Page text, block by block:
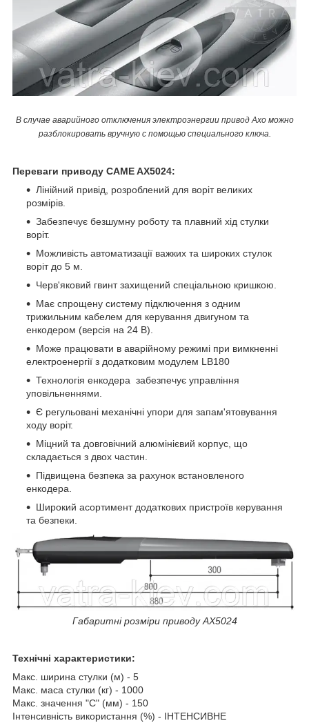
В случае аварийного отключения электроэнергии привод Axo можно
разблокировать вручную с помощью специального ключа.
Переваги приводу CAME AX5024:
Лінійний привід, розроблений для воріт великих
розмірів.
Забезпечує безшумну роботу та плавний хід стулки
воріт.
Можливість автоматизації важких та широких стулок
воріт до 5 м.
Черв'яковий гвинт захищений спеціальною кришкою.
Має спрощену систему підключення з одним
трижильним кабелем для керування двигуном та
енкодером (версія на 24 В).
Може працювати в аварійному режимі при вимкненні
електроенергії з додатковим модулем LB180
Технологія енкодера забезпечує управління
уповільненнями.
Є регульовані механічні упори для запам'ятовування
ходу воріт.
Міцний та довговічний алюмінієвий корпус, що
складається з двох частин.
Підвищена безпека за рахунок встановленого
енкодера.
Широкий асортимент додаткових пристроїв керування
та безпеки.
Габаритні розміри приводу AX5024
Технічні характеристики:
Макс. ширина стулки (м) - 5
Макс. маса стулки (кг) - 1000
Макс. значення "С" (мм) - 150
Інтенсивність використання (%) - ІНТЕНСИВНЕ